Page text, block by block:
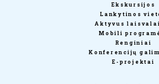
Ekskursijos
Lankytinos
Aktyvus
Mobili
Renginiai
Konferencijų
E-projektai